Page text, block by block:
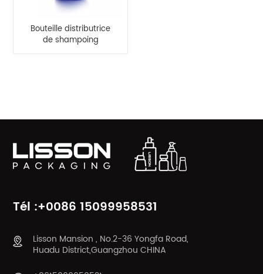
Bouteille distributrice
de shampoing
rechargeable de
Tél :+0086 15099958531
Lisson Mansion , No.2-36 Yongfa Road,
Huadu District,Guangzhou CHINA